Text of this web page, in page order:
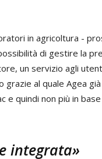
in agricoltura -
di gestire la
un servizio agli
grazie al quale Agea
e quindi non più in
integrata»